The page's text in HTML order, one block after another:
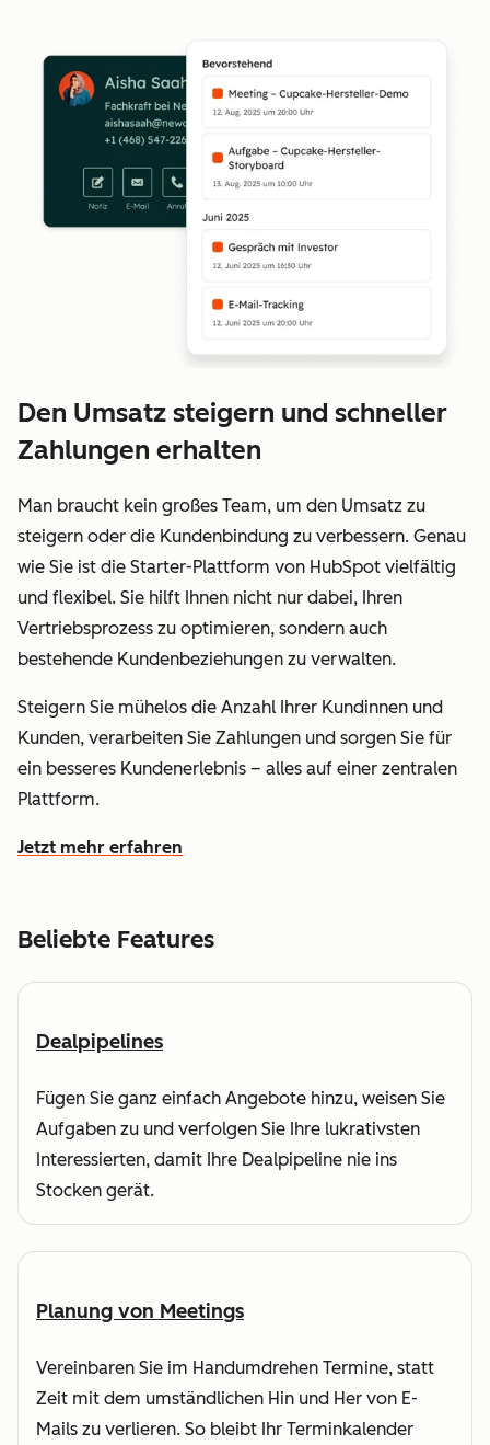
Den Umsatz steigern und schneller
Zahlungen erhalten
Man braucht kein großes Team, um den Umsatz zu
steigern oder die Kundenbindung zu verbessern. Genau
wie Sie ist die Starter-Plattform von HubSpot vielfältig
und flexibel. Sie hilft Ihnen nicht nur dabei, Ihren
Vertriebsprozess zu optimieren, sondern auch
bestehende Kundenbeziehungen zu verwalten.
Steigern Sie mühelos die Anzahl Ihrer Kundinnen und
Kunden, verarbeiten Sie Zahlungen und sorgen Sie für
ein besseres Kundenerlebnis – alles auf einer zentralen
Plattform.
Jetzt mehr erfahren
wie HubSpot dabei hilft, den Umsatz zu steigern und
Beliebte Features
Dealpipelines
Fügen Sie ganz einfach Angebote hinzu, weisen Sie
Aufgaben zu und verfolgen Sie Ihre lukrativsten
Interessierten, damit Ihre Dealpipeline nie ins
Stocken gerät.
Planung von Meetings
Vereinbaren Sie im Handumdrehen Termine, statt
Zeit mit dem umständlichen Hin und Her von E-
Mails zu verlieren. So bleibt Ihr Terminkalender